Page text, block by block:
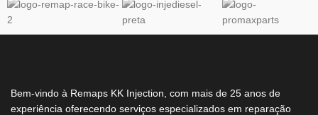
Bem-vindo à Remaps KK Injection, com mais de 25 anos de
experiência oferecendo serviços especializados em reparação